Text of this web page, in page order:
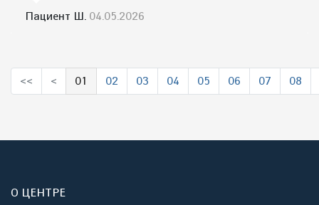
Пациент Ш. 04.05.2026
<< <
01
02 03 04 05 06 07 08
О ЦЕНТРЕ